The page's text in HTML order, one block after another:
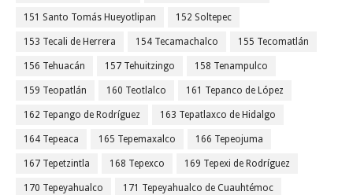
151 Santo Tomás Hueyotlipan 152 Soltepec
153 Tecali de Herrera 154 Tecamachalco 155 Tecomatlán
156 Tehuacán 157 Tehuitzingo 158 Tenampulco
159 Teopatlán 160 Teotlalco 161 Tepanco de López
162 Tepango de Rodríguez 163 Tepatlaxco de Hidalgo
164 Tepeaca 165 Tepemaxalco 166 Tepeojuma
167 Tepetzintla 168 Tepexco 169 Tepexi de Rodríguez
170 Tepeyahualco 171 Tepeyahualco de Cuauhtémoc